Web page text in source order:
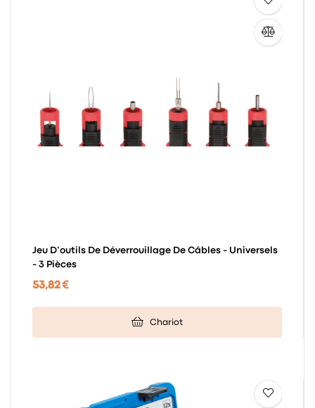
Jeu D’outils De Déverrouillage De Câbles - Universels
- 3 Pièces
53,82 €
Chariot